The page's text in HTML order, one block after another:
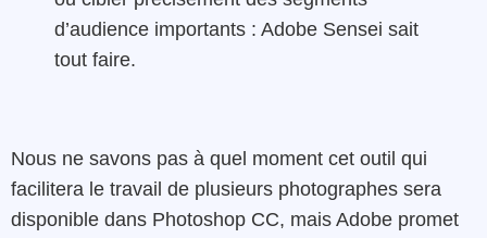
d’audience importants : Adobe Sensei sait
tout faire.
Nous ne savons pas à quel moment cet outil qui
facilitera le travail de plusieurs photographes sera
disponible dans Photoshop CC, mais Adobe promet